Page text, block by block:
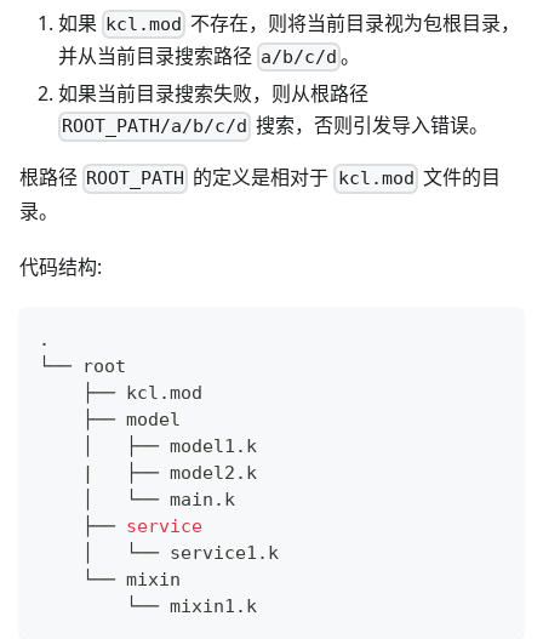
如果 kcl.mod 不存在，则将当前目录视为包根目录，
并从当前目录搜索路径 a/b/c/d 。
如果当前目录搜索失败，则从根路径
ROOT_PATH/a/b/c/d 搜索，否则引发导入错误。
根路径 ROOT_PATH 的定义是相对于 kcl.mod 文件的目
录。
代码结构:
.
└── root
    ├── kcl.mod
    ├── model
    │   ├── model1.k
|
   ├── model2.k
    │   └── main.k
    ├──
service
    │   └── service1.k
    └── mixin
        └── mixin1.k